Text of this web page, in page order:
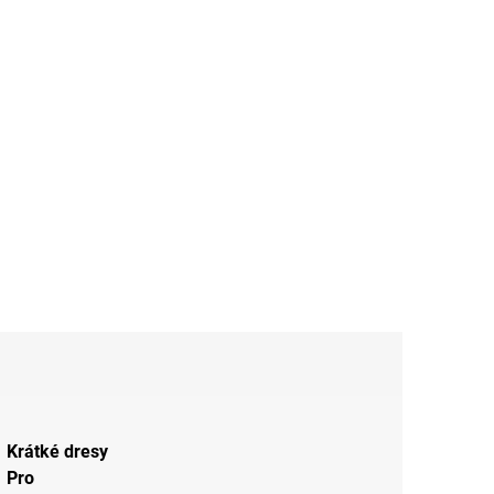
Krátké dresy
Pro